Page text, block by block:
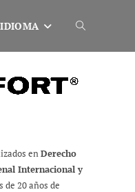
IDIOMA Alternar
búsqueda
enDerecho
Internacional y
de 20 años de